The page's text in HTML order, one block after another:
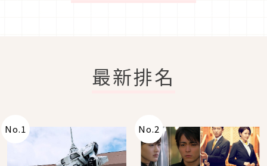
最新排名
No.1 No.2